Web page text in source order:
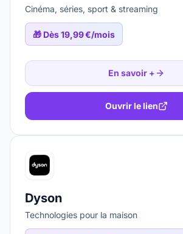
Cinéma, séries, sport & streaming
🎁 Dès 19,99 €/mois
En savoir +
Ouvrir le lien
Dyson
Technologies pour la maison